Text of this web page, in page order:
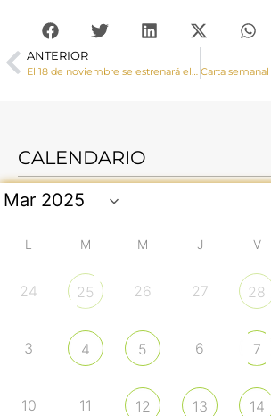
ANTERIOR
El 18 de noviembre se estrenará el musical sobre la vida del joven Carlo Acutis
CALENDARIO
L M M J V
24 25 26 27 28
3 4 5 6 7
10 11 12 13 14